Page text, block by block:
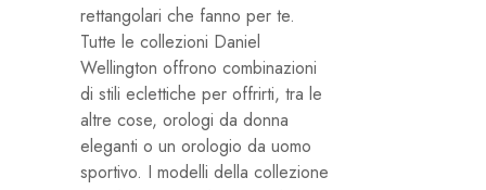
rettangolari che fanno per te.
Tutte le collezioni Daniel
Wellington offrono combinazioni
di stili eclettiche per offrirti, tra le
altre cose, orologi da donna
eleganti o un orologio da uomo
sportivo. I modelli della collezione